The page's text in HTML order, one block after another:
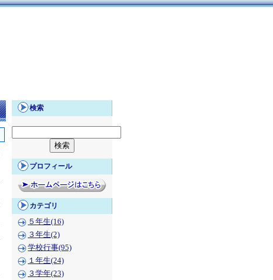
検索
プロフィール
カテゴリ
５年生(16)
３年生(2)
学校行事(95)
１年生(24)
３学年(23)